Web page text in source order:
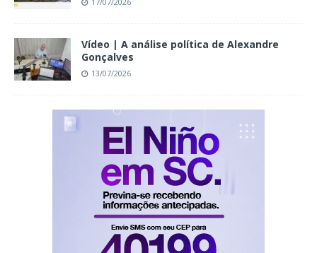
Vídeo | A análise política de Alexandre
Gonçalves
13/07/2026